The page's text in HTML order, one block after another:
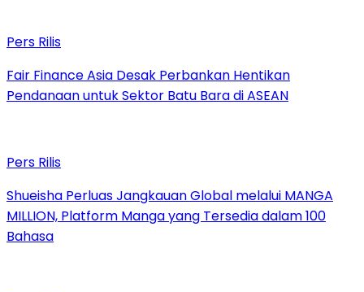
Pers Rilis
Fair Finance Asia Desak Perbankan Hentikan
Pendanaan untuk Sektor Batu Bara di ASEAN
Pers Rilis
Shueisha Perluas Jangkauan Global melalui MANGA
MILLION, Platform Manga yang Tersedia dalam 100
Bahasa